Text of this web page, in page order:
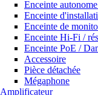
Enceinte
Enceinte
Enceinte de
Enceinte Hi-Fi /
Enceinte PoE /
Accessoire
Pièce détachée
Mégaphone
Amplificateur